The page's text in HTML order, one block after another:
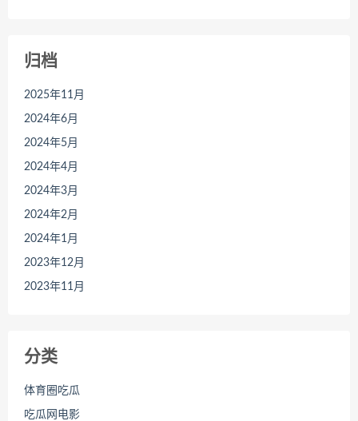
归档
2025年11月
2024年6月
2024年5月
2024年4月
2024年3月
2024年2月
2024年1月
2023年12月
2023年11月
分类
体育圈吃瓜
吃瓜网电影